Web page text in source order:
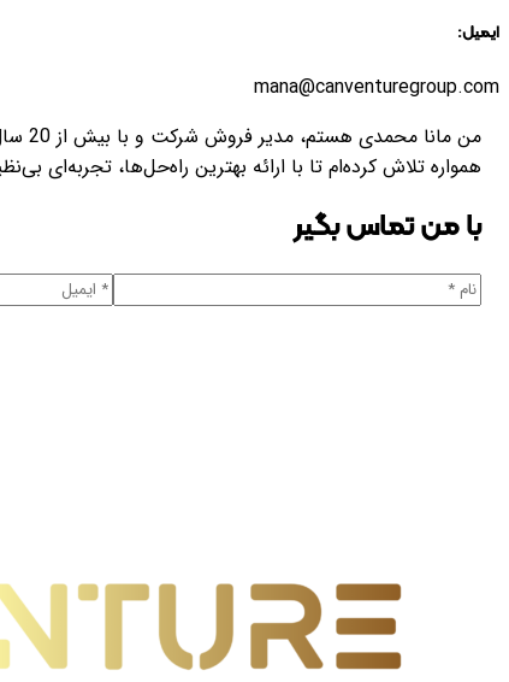
ایمیل:
mana@canventuregroup.com
من
همواره تلاش کرده‌ام تا با ارائه بهترین راه‌حل‌ها، تجربه‌ای
با من تماس بگیر